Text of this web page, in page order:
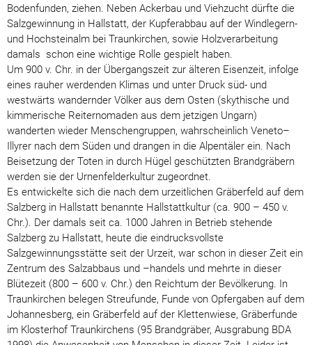
Bodenfunden, ziehen. Neben Ackerbau und Viehzucht dürfte die
Salzgewinnung in Hallstatt, der Kupferabbau auf der Windlegern-
und Hochsteinalm bei Traunkirchen, sowie Holzverarbeitung
damals schon eine wichtige Rolle gespielt haben.
Um 900 v. Chr. in der Übergangszeit zur älteren Eisenzeit, infolge
eines rauher werdenden Klimas und unter Druck süd- und
westwärts wandernder Völker aus dem Osten (skythische und
kimmerische Reiternomaden aus dem jetzigen Ungarn)
wanderten wieder Menschengruppen, wahrscheinlich Veneto–
Illyrer nach dem Süden und drangen in die Alpentäler ein. Nach
Beisetzung der Toten in durch Hügel geschützten Brandgräbern
werden sie der Urnenfelderkultur zugeordnet.
Es entwickelte sich die nach dem urzeitlichen Gräberfeld auf dem
Salzberg in Hallstatt benannte Hallstattkultur (ca. 900 – 450 v.
Chr.). Der damals seit ca. 1000 Jahren in Betrieb stehende
Salzberg zu Hallstatt, heute die eindrucksvollste
Salzgewinnungsstätte seit der Urzeit, war schon in dieser Zeit ein
Zentrum des Salzabbaus und –handels und mehrte in dieser
Blütezeit (800 – 600 v. Chr.) den Reichtum der Bevölkerung. In
Traunkirchen belegen Streufunde, Funde von Opfergaben auf dem
Johannesberg, ein Gräberfeld auf der Klettenwiese, Gräberfunde
im Klosterhof Traunkirchens (95 Brandgräber, Ausgrabung BDA